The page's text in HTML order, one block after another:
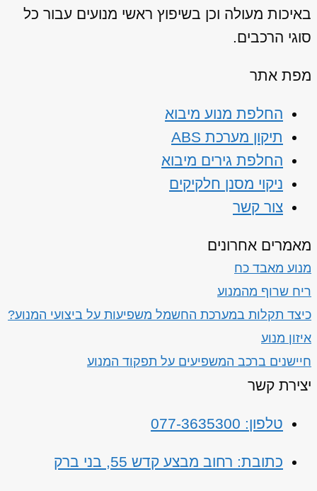
באיכות מעולה וכן בשיפוץ ראשי מנועים עבור כל
סוגי הרכבים.
מפת אתר
החלפת מנוע מיבוא
תיקון מערכת ABS
החלפת גירים מיבוא
ניקוי מסנן חלקיקים
צור קשר
מאמרים אחרונים
מנוע מאבד כח
ריח שרוף מהמנוע
כיצד תקלות במערכת החשמל משפיעות על ביצועי המנוע?
איזון מנוע
חיישנים ברכב המשפיעים על תפקוד המנוע
יצירת קשר
טלפון: 077-3635300
כתובת: רחוב מבצע קדש 55, בני ברק